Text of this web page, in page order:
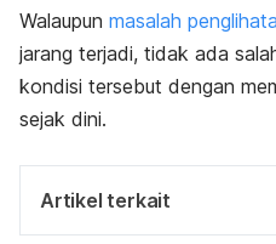
Walaupun masalah
jarang terjadi, tidak ada
kondisi tersebut dengan
sejak dini.
Artikel terkait